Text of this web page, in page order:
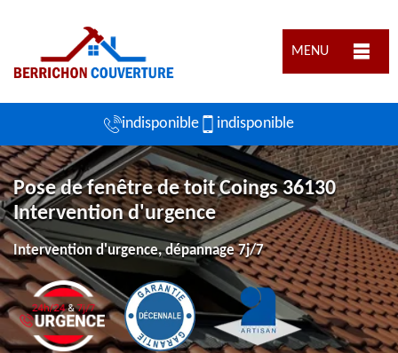
MENU
indisponible indisponible
Pose de fenêtre de toit Coings 36130
Intervention d'urgence
Intervention d'urgence, dépannage 7j/7